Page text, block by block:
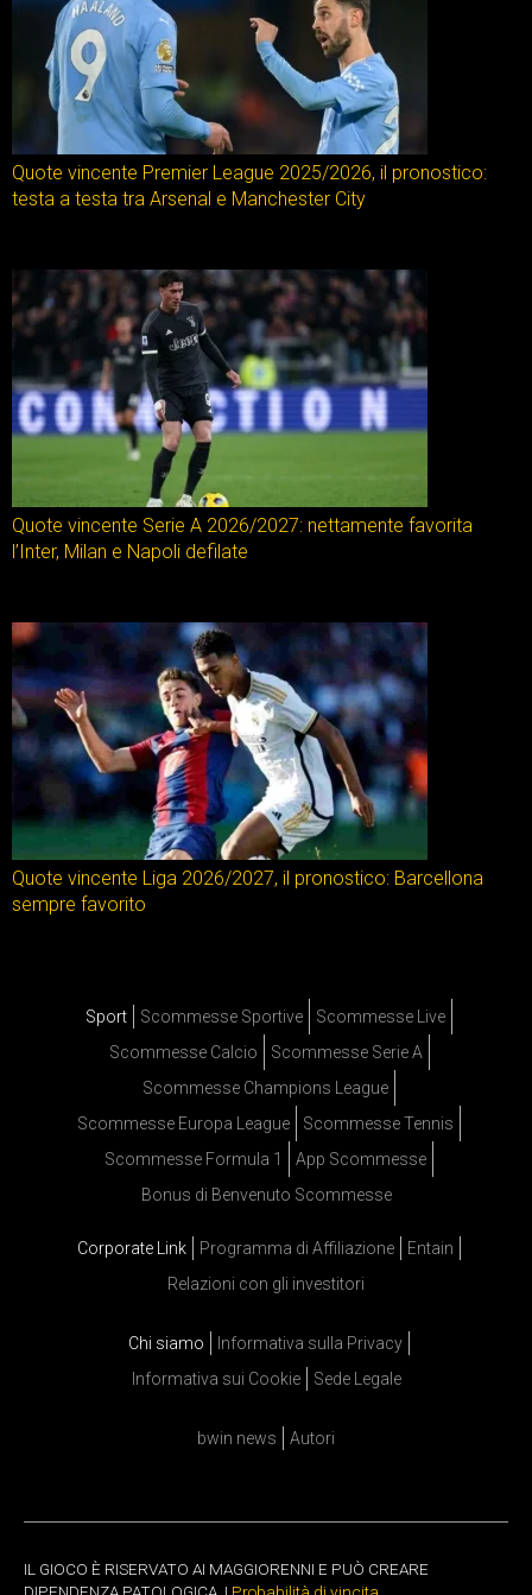
Quote vincente Premier League 2025/2026, il pronostico:
testa a testa tra Arsenal e Manchester City
Quote vincente Serie A 2026/2027: nettamente favorita
l’Inter, Milan e Napoli defilate
Quote vincente Liga 2026/2027, il pronostico: Barcellona
sempre favorito
Sport Scommesse Sportive
Scommesse Live
Scommesse Calcio
Scommesse Serie A
Scommesse Champions League
Scommesse Europa League
Scommesse Tennis
Scommesse Formula 1
App Scommesse
Bonus di Benvenuto Scommesse
Corporate Link Programma di Affiliazione
Entain
Relazioni con gli investitori
Chi siamo
Informativa sulla Privacy
Informativa sui Cookie
Sede Legale
bwin news Autori
IL GIOCO È RISERVATO AI MAGGIORENNI E PUÒ CREARE